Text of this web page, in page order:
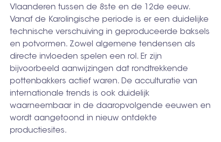
Vlaanderen tussen de 8ste en de 12de eeuw.
Vanaf de Karolingische periode is er een duidelijke
technische verschuiving in geproduceerde baksels
en potvormen. Zowel algemene tendensen als
directe invloeden spelen een rol. Er zijn
bijvoorbeeld aanwijzingen dat rondtrekkende
pottenbakkers actief waren. De acculturatie van
internationale trends is ook duidelijk
waarneembaar in de daaropvolgende eeuwen en
wordt aangetoond in nieuw ontdekte
productiesites.